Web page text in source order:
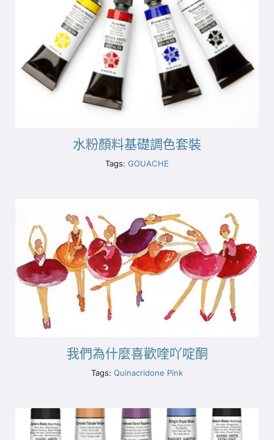
水粉顏料基礎調色套裝
Tags: GOUACHE
我們為什麼喜歡喹吖啶酮
Tags: Quinacridone Pink